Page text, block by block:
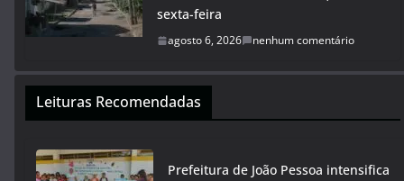
sexta-feira
agosto 6, 2026 nenhum comentário
Leituras Recomendadas
Prefeitura de João Pessoa intensifica